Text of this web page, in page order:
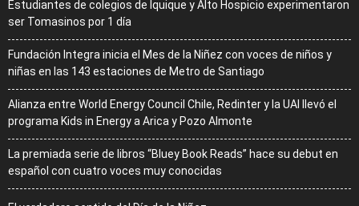
Estudiantes de colegios de Iquique y Alto Hospicio experimentaron
ser Tomasinos por 1 día
Fundación Integra inicia el Mes de la Niñez con voces de niños y
niñas en las 143 estaciones de Metro de Santiago
Alianza entre World Energy Council Chile, Redinter y la UAI llevó el
programa Kids in Energy a Arica y Pozo Almonte
La premiada serie de libros “Bluey Book Reads” hace su debut en
español con cuatro voces muy conocidas